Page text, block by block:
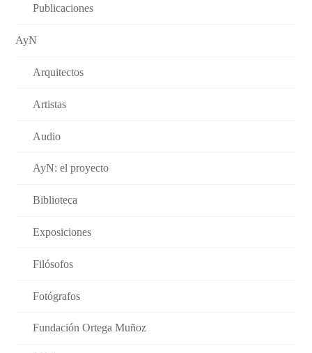
Publicaciones
AyN
Arquitectos
Artistas
Audio
AyN: el proyecto
Biblioteca
Exposiciones
Filósofos
Fotógrafos
Fundación Ortega Muñoz